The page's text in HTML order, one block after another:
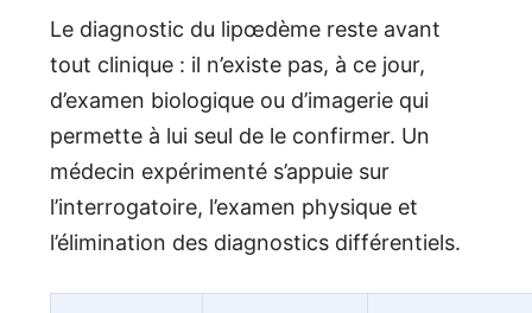
Le diagnostic du lipœdème reste avant
tout clinique : il n’existe pas, à ce jour,
d’examen biologique ou d’imagerie qui
permette à lui seul de le confirmer. Un
médecin expérimenté s’appuie sur
l’interrogatoire, l’examen physique et
l’élimination des diagnostics différentiels.